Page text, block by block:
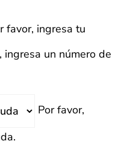
favor, ingresa tu
ingresa un número de
Por favor,